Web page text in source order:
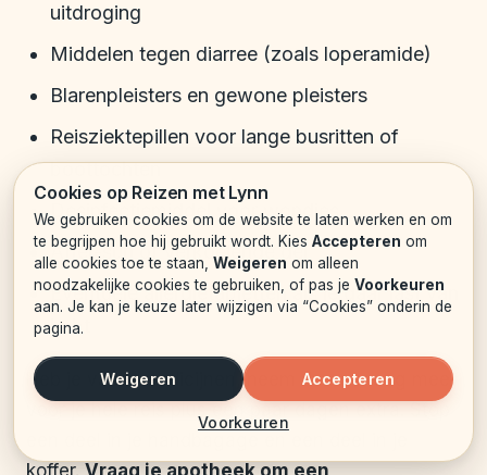
uitdroging
Middelen tegen diarree (zoals loperamide)
Blarenpleisters en gewone pleisters
Reisziektepillen voor lange busritten of
boottochten
Desinfectiemiddel voor wondjes
After-sun of verkoelende gel
Eventuele allergietabletten als je daar last van
hebt
Heb je vaste medicijnen, neem dan genoeg mee
voor je hele reis plus een paar dagen extra. Stop
Cookies op Reizen met Lynn
We gebruiken cookies om de website te laten werken en om
te begrijpen hoe hij gebruikt wordt. Kies Accepteren om
alle cookies toe te staan, Weigeren om alleen
noodzakelijke cookies te gebruiken, of pas je Voorkeuren
aan. Je kan je keuze later wijzigen via “Cookies” onderin de
pagina.
Weigeren
Voorkeuren
Accepteren